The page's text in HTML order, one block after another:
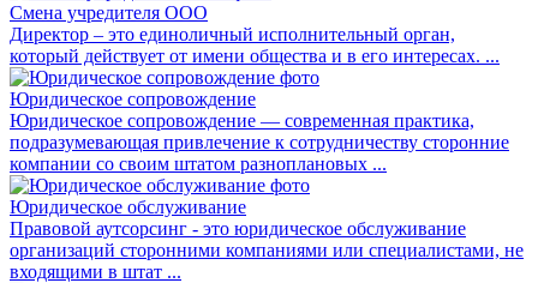
Смена учредителя ООО
Директор – это единоличный исполнительный орган,
который действует от имени общества и в его интересах. ...
Юридическое сопровождение
Юридическое сопровождение — современная практика,
подразумевающая привлечение к сотрудничеству сторонние
компании со своим штатом разноплановых ...
Юридическое обслуживание
Правовой аутсорсинг - это юридическое обслуживание
организаций сторонними компаниями или специалистами, не
входящими в штат ...